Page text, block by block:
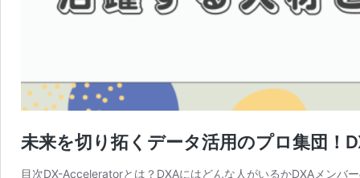
未来を切り拓くデータ活用のプロ集団
目次DX-Acceleratorとは？DXAにはどんな人がいるかDXAメンバ